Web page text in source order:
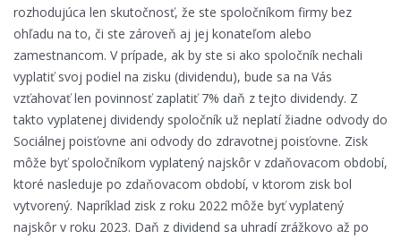
rozhodujúca len skutočnosť, že ste spoločníkom firmy bez
ohľadu na to, či ste zároveň aj jej konateľom alebo
zamestnancom. V prípade, ak by ste si ako spoločník nechali
vyplatiť svoj podiel na zisku (dividendu), bude sa na Vás
vzťahovať len povinnosť zaplatiť 7% daň z tejto dividendy. Z
takto vyplatenej dividendy spoločník už neplatí žiadne odvody do
Sociálnej poisťovne ani odvody do zdravotnej poisťovne. Zisk
môže byť spoločníkom vyplatený najskôr v zdaňovacom období,
ktoré nasleduje po zdaňovacom období, v ktorom zisk bol
vytvorený. Napríklad zisk z roku 2022 môže byť vyplatený
najskôr v roku 2023. Daň z dividend sa uhradí zrážkovo až po